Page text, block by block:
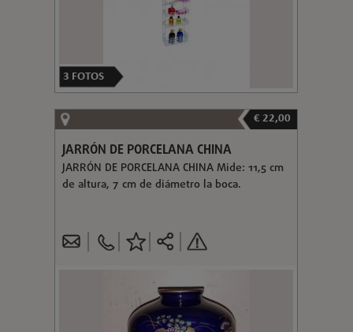
3 FOTOS
€ 22,00
JARRÓN DE PORCELANA CHINA
JARRÓN DE PORCELANA CHINA Mide: 11,5 cm
de altura, 7 cm de diámetro la boca.